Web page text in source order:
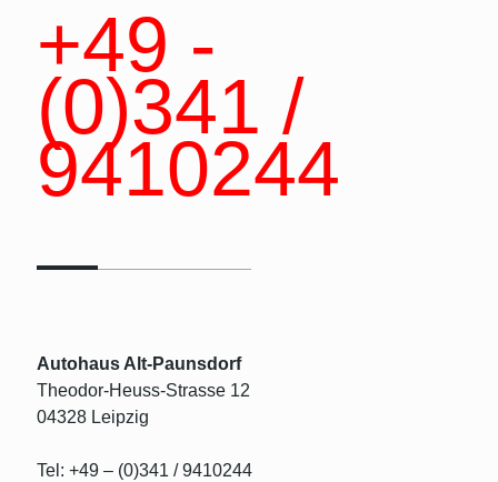
+49 -
(0)341 /
9410244
Autohaus Alt-Paunsdorf
Theodor-Heuss-Strasse 12
04328 Leipzig
Tel: +49 – (0)341 / 9410244